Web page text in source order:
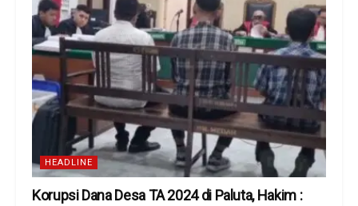
HEADLINE
Korupsi Dana Desa TA 2024 di Paluta, Hakim :